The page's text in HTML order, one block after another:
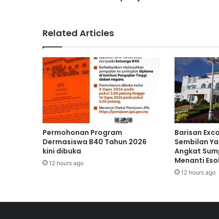
u
a
n
A
P
e
r
s
e
k
h
Related Articles
Permohonan Program
Dermasiswa B40 Tahun 2026
kini dibuka
12 hours ago
Barisan
Sembilan
Angkat
Menanti
12 hours ago